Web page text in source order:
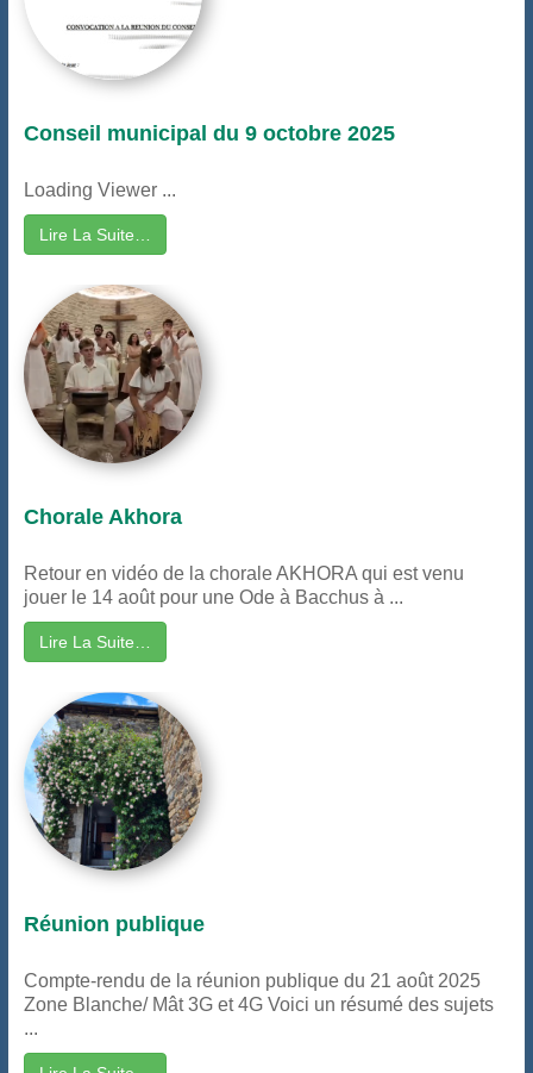
Conseil municipal du 9 octobre 2025
Loading Viewer ...
Lire La Suite…
Chorale Akhora
Retour en vidéo de la chorale AKHORA qui est venu
jouer le 14 août pour une Ode à Bacchus à ...
Lire La Suite…
Réunion publique
Compte-rendu de la réunion publique du 21 août 2025
Zone Blanche/ Mât 3G et 4G Voici un résumé des sujets
...